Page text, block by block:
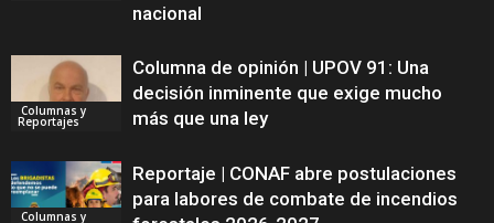
nacional
Columnas y
Reportajes
Columna de opinión | UPOV 91: Una
decisión inminente que exige mucho
más que una ley
Columnas y
Reportaje | CONAF abre postulaciones
para labores de combate de incendios